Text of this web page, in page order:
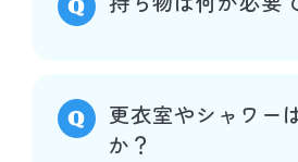
更衣室やシャワー
か？